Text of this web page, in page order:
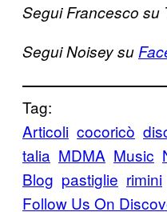
Segui Francesco
Segui Noisey su
Tag:
Articoli cocoricò
talia MDMA Music
Blog pastiglie rimini
Follow Us On